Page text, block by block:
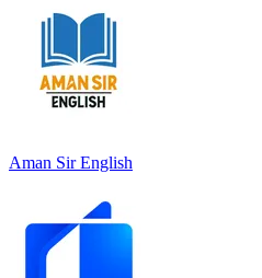
Aman Sir English